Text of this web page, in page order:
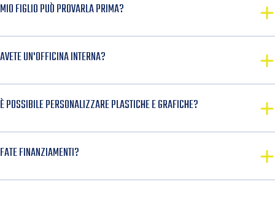
MIO FIGLIO PUÒ PROVARLA PRIMA?
AVETE UN'OFFICINA INTERNA?
È POSSIBILE PERSONALIZZARE PLASTICHE E GRAFICHE?
FATE FINANZIAMENTI?